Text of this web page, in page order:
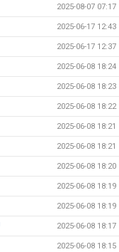
2025-08-07 07:17
2025-06-17 12:43
2025-06-17 12:37
2025-06-08 18:24
2025-06-08 18:23
2025-06-08 18:22
2025-06-08 18:21
2025-06-08 18:21
2025-06-08 18:20
2025-06-08 18:19
2025-06-08 18:19
2025-06-08 18:17
2025-06-08 18:15